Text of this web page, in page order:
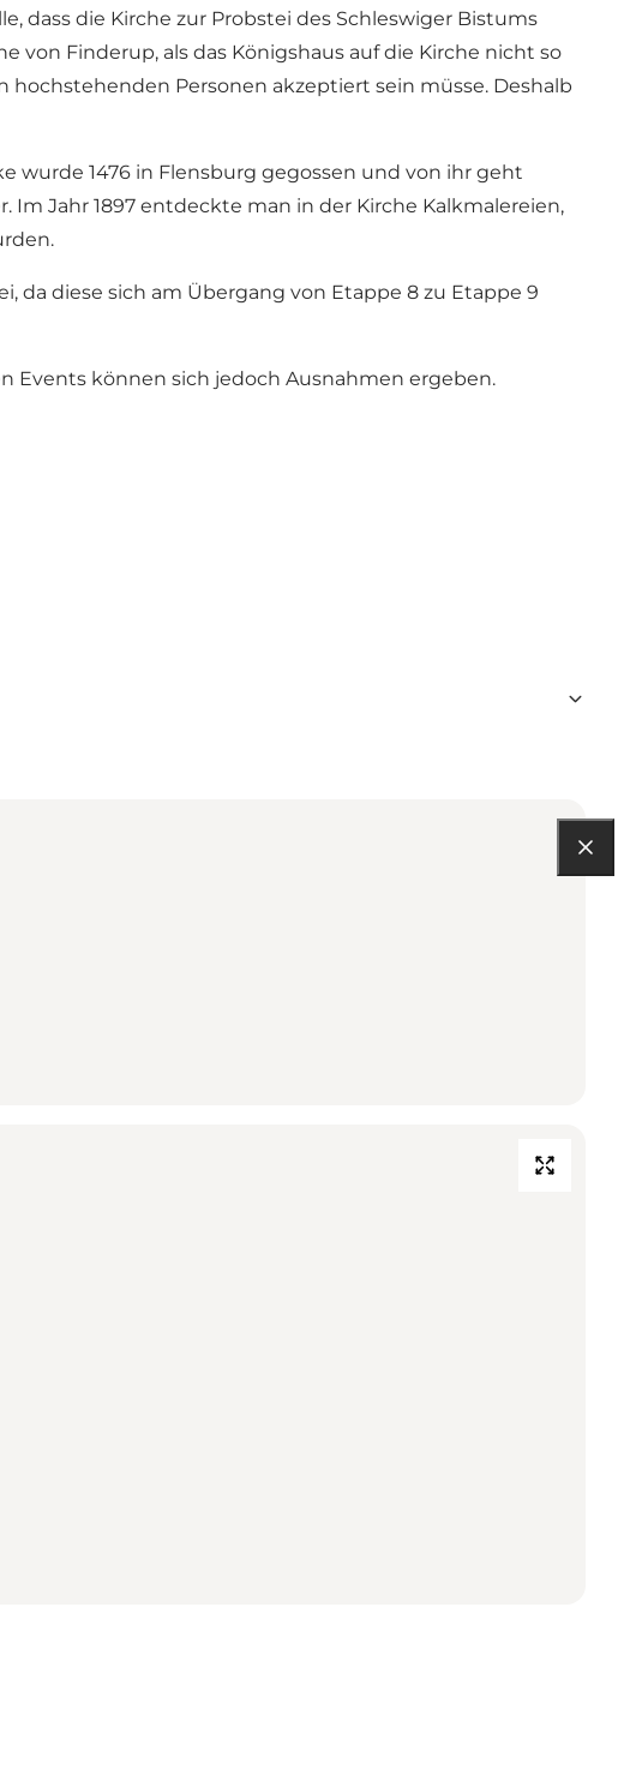
dass die Kirche zur Probstei des Schleswiger Bistums
Finderup, als das Königshaus auf die Kirche nicht so
hochstehenden Personen akzeptiert sein müsse. Deshalb
wurde 1476 in Flensburg gegossen und von ihr geht
Jahr 1897 entdeckte man in der Kirche Kalkmalereien,
diese sich am Übergang von Etappe 8 zu Etappe 9
Events können sich jedoch Ausnahmen ergeben.